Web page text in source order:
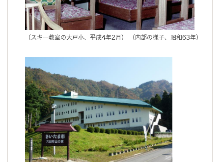
（スキー教室の大戸小、平成4年2月） （内部の様子、昭和63年）